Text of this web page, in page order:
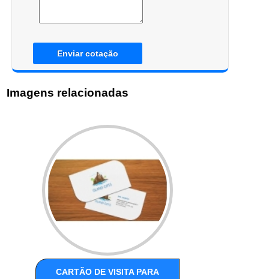
Enviar cotação
Imagens relacionadas
CARTÃO DE VISITA PARA